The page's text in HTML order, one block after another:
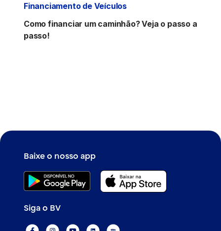
Financiamento de Veículos
Como financiar um caminhão? Veja o passo a
passo!
Baixe o nosso app
Siga o BV